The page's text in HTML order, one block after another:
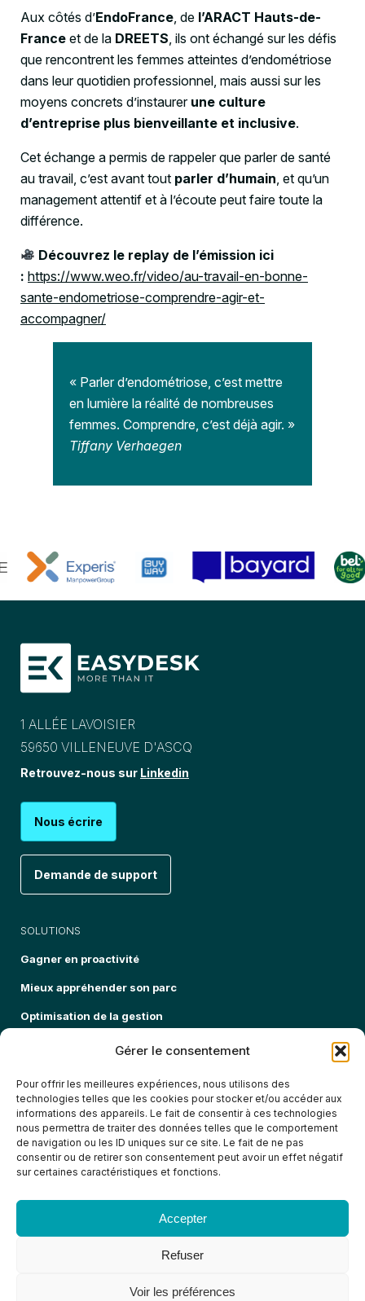
Gérer le consentement
Pour offrir les meilleures expériences, nous utilisons des
technologies telles que les cookies pour stocker et/ou accéder aux
informations des appareils. Le fait de consentir à ces technologies
nous permettra de traiter des données telles que le comportement
de navigation ou les ID uniques sur ce site. Le fait de ne pas
consentir ou de retirer son consentement peut avoir un effet négatif
sur certaines caractéristiques et fonctions.
Accepter
Refuser
Voir les préférences
Aux côtés d’EndoFrance , de l’ARACT Hauts-de-
France et de la DREETS , ils ont échangé sur les défis
que rencontrent les femmes atteintes d’endométriose
dans leur quotidien professionnel, mais aussi sur les
moyens concrets d’instaurer une culture
d’entreprise plus bienveillante et inclusive.
Cet échange a permis de rappeler que parler de santé
au travail, c’est avant tout parler d’humain , et qu’un
management attentif et à l’écoute peut faire toute la
différence.
Découvrez le replay de l’émission ici
: https://www.weo.fr/video/au-travail-en-bonne-
sante-endometriose-comprendre-agir-et-
accompagner/
« Parler d’endométriose, c’est mettre
en lumière la réalité de nombreuses
femmes. Comprendre, c’est déjà agir. »
Tiffany Verhaegen
1 ALLÉE LAVOISIER
59650 VILLENEUVE D'ASCQ
Retrouvez-nous sur Linkedin
Nous écrire
Demande de support
SOLUTIONS
Gagner en proactivité
Mieux appréhender son parc
Optimisation de la gestion
Sécuriser mon parc informatique
EXPERTISES
OFFRES DE SERVICE
FORMATIONS
SECTEURS
À PROPOS
Mentions légales